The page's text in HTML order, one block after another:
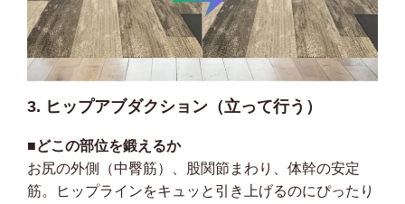
3. ヒップアブダクション（立って行う）
■どこの部位を鍛えるか
お尻の外側（中臀筋）、股関節まわり、体幹の安定
筋。ヒップラインをキュッと引き上げるのにぴったり